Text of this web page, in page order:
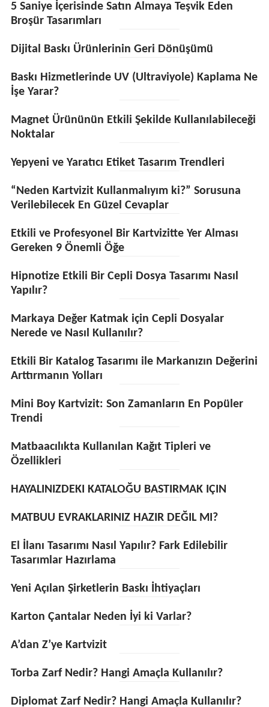
5 Saniye İçerisinde Satın Almaya Teşvik Eden
Broşür Tasarımları
Dijital Baskı Ürünlerinin Geri Dönüşümü
Baskı Hizmetlerinde UV (Ultraviyole) Kaplama Ne
İşe Yarar?
Magnet Ürününün Etkili Şekilde Kullanılabileceği
Noktalar
Yepyeni ve Yaratıcı Etiket Tasarım Trendleri
“Neden Kartvizit Kullanmalıyım ki?” Sorusuna
Verilebilecek En Güzel Cevaplar
Etkili ve Profesyonel Bir Kartvizitte Yer Alması
Gereken 9 Önemli Öğe
Hipnotize Etkili Bir Cepli Dosya Tasarımı Nasıl
Yapılır?
Markaya Değer Katmak için Cepli Dosyalar
Nerede ve Nasıl Kullanılır?
Etkili Bir Katalog Tasarımı ile Markanızın Değerini
Arttırmanın Yolları
Mini Boy Kartvizit: Son Zamanların En Popüler
Trendi
Matbaacılıkta Kullanılan Kağıt Tipleri ve
Özellikleri
HAYALINIZDEKI KATALOĞU BASTIRMAK IÇIN
MATBUU EVRAKLARINIZ HAZIR DEĞIL MI?
El İlanı Tasarımı Nasıl Yapılır? Fark Edilebilir
Tasarımlar Hazırlama
Yeni Açılan Şirketlerin Baskı İhtiyaçları
Karton Çantalar Neden İyi ki Varlar?
A’dan Z’ye Kartvizit
Torba Zarf Nedir? Hangi Amaçla Kullanılır?
Diplomat Zarf Nedir? Hangi Amaçla Kullanılır?